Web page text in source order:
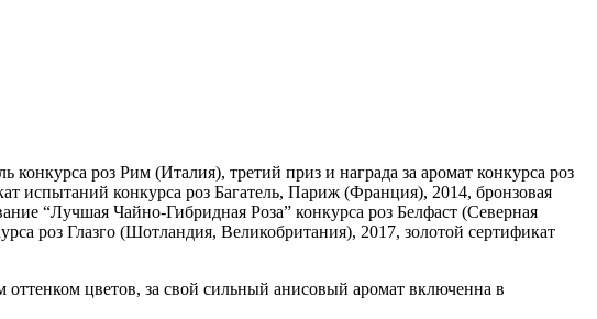
роз Рим (Италия), третий приз и награда за аромат конкурса роз
испытаний конкурса роз Багатель, Париж (Франция), 2014, бронзовая
“Лучшая Чайно-Гибридная Роза” конкурса роз Белфаст (Северная
роз Глазго (Шотландия, Великобритания), 2017, золотой сертификат
цветов, за свой сильный анисовый аромат включенна в